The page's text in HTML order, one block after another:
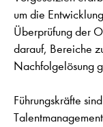
um die
Überprüfung der
darauf, Bereiche
Nachfolgelösung
Führungskräfte